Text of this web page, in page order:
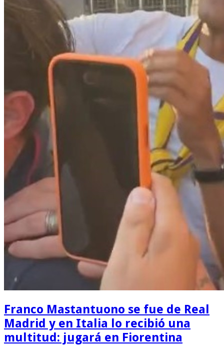
Franco Mastantuono se fue de Real
Madrid y en Italia lo recibió una
multitud: jugará en Fiorentina